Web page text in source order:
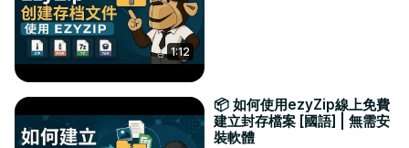
1:12
📦 如何使用ezyZip線上免費
建立封存檔案 [國語] | 無需安
裝軟體